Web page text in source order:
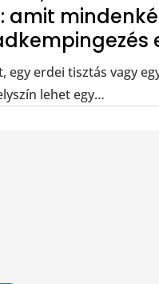
amit
egy erdei tisztás vagy
lehet egy…